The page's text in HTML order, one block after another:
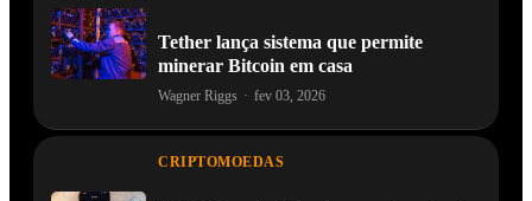
Tether lança sistema que permite
minerar Bitcoin em casa
Wagner Riggs · fev 03, 2026
CRIPTOMOEDAS